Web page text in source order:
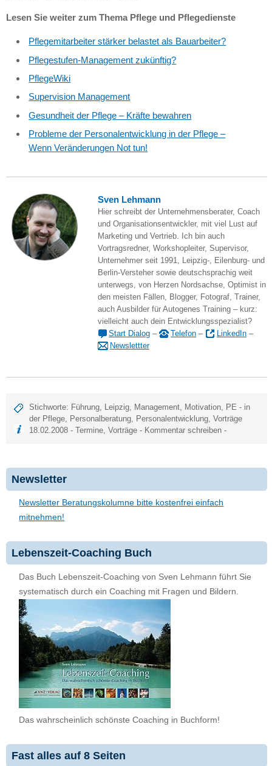
Lesen Sie weiter zum Thema Pflege und Pflegedienste
Pflegemitarbeiter stärker belastet als Bauarbeiter?
Pflegestufen-Management zukünftig?
PflegeWiki
Supervision Management
Gesundheit der Pflege – Kräfte bewahren
Probleme der Personalentwicklung in der Pflege –
Wenn Veränderungen Not tun!
Sven Lehmann
Hier schreibt der Unternehmensberater, Coach
und Organisationsentwickler, mit viel Lust auf
Marketing und Vertrieb. Ich bin auch
Vortragsredner, Workshopleiter, Supervisor,
Unternehmer seit 1991, Leipzig-, Eilenburg- und
Berlin-Versteher sowie deutschsprachig weit
unterwegs, von Herzen Nordsachse, Optimist in
den meisten Fällen, Blogger, Fotograf, Trainer,
auch Ausbilder für Autogenes Training – kurz:
vielleicht auch dein Entwicklungsspezialist?
Start Dialog – Telefon – LinkedIn –
Newslettter
Stichworte: Führung, Leipzig, Management, Motivation, PE - in
der Pflege, Personalberatung, Personalentwicklung,Vorträge
18.02.2008 -Termine,Vorträge - Kommentar schreiben -
Newsletter
Newsletter Beratungskolumne bitte kostenfrei einfach
mitnehmen!
Lebenszeit-Coaching Buch
Das Buch Lebenszeit-Coaching von Sven Lehmann führt Sie
systematisch durch ein Coaching mit Fragen und Bildern.
Das wahrscheinlich schönste Coaching in Buchform!
Fast alles auf 8 Seiten